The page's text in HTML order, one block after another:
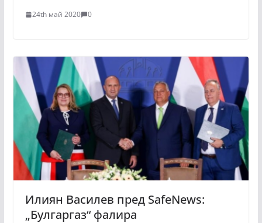
24th май 2020 0
Илиян Василев пред SafeNews:
„Булгаргаз“ фалира